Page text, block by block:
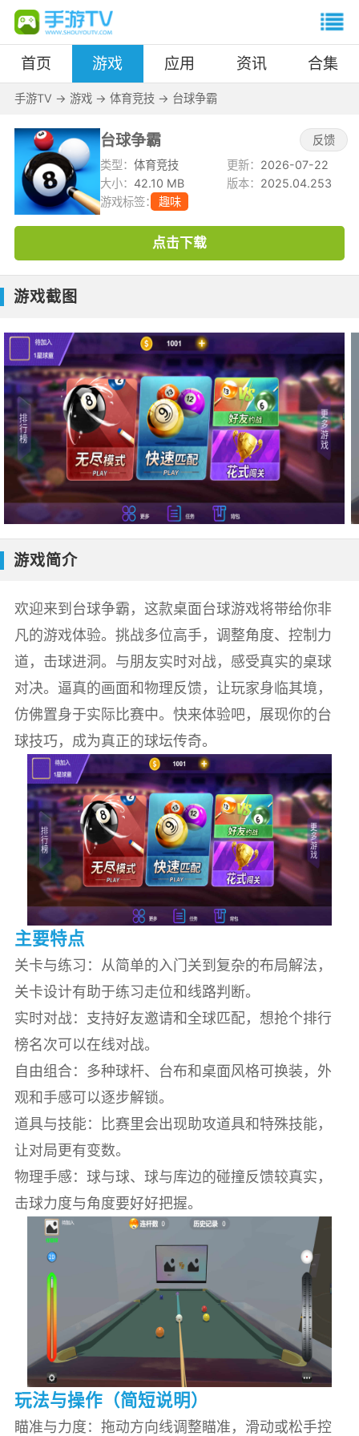
首页 游戏 应用 资讯 合集
手游TV -> 游戏-> 体育竞技-> 台球争霸
台球争霸
反馈
类型：体育竞技 更新： 2026-07-22
大小： 42.10 MB 版本： 2025.04.253
游戏标签：
趣味
点击下载
游戏截图
游戏简介
欢迎来到台球争霸，这款桌面台球游戏将带给你非
凡的游戏体验。挑战多位高手，调整角度、控制力
道，击球进洞。与朋友实时对战，感受真实的桌球
对决。逼真的画面和物理反馈，让玩家身临其境，
仿佛置身于实际比赛中。快来体验吧，展现你的台
球技巧，成为真正的球坛传奇。
主要特点
关卡与练习：从简单的入门关到复杂的布局解法，
关卡设计有助于练习走位和线路判断。
实时对战：支持好友邀请和全球匹配，想抢个排行
榜名次可以在线对战。
自由组合：多种球杆、台布和桌面风格可换装，外
观和手感可以逐步解锁。
道具与技能：比赛里会出现助攻道具和特殊技能，
让对局更有变数。
物理手感：球与球、球与库边的碰撞反馈较真实，
击球力度与角度要好好把握。
玩法与操作（简短说明）
瞄准与力度：拖动方向线调整瞄准，滑动或松手控